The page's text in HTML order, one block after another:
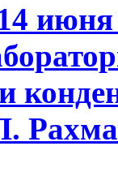
июня